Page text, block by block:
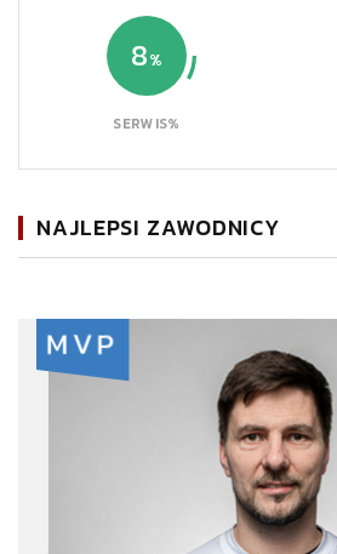
8
SERWIS%
NAJLEPSI ZAWODNICY
MVP